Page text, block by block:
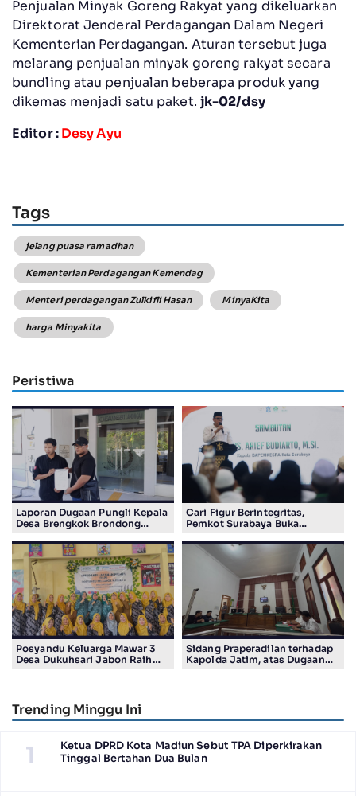
Penjualan Minyak Goreng Rakyat yang dikeluarkan
Direktorat Jenderal Perdagangan Dalam Negeri
Kementerian Perdagangan. Aturan tersebut juga
melarang penjualan minyak goreng rakyat secara
bundling atau penjualan beberapa produk yang
dikemas menjadi satu paket. jk-02/dsy
Editor :Desy Ayu
Tags
jelang puasa ramadhan
Kementerian Perdagangan Kemendag
Menteri perdagangan Zulkifli Hasan MinyaKita
harga Minyakita
Peristiwa
Laporan Dugaan Pungli Kepala
Desa Brengkok Brondong
Lamongan
Cari Figur Berintegritas,
Pemkot Surabaya Buka
BAZNAS Periode 2026–2031
Posyandu Keluarga Mawar 3
Desa Dukuhsari Jabon Raih
Sidang Praperadilan terhadap
Kapolda Jatim, atas Dugaan
Trending Minggu Ini
1
Ketua DPRD Kota Madiun Sebut TPA Diperkirakan
Tinggal Bertahan Dua Bulan